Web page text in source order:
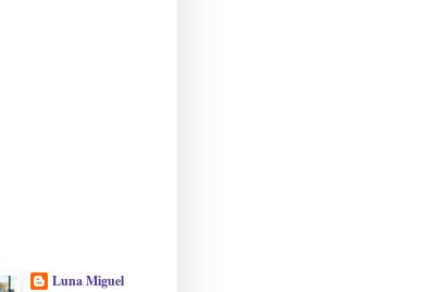
Luna Miguel